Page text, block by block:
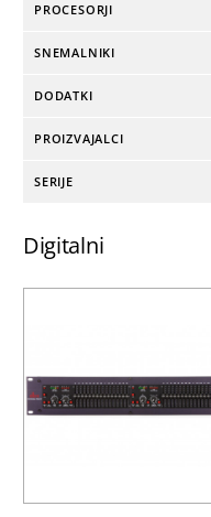
PROCESORJI
SNEMALNIKI
DODATKI
PROIZVAJALCI
SERIJE
Digitalni